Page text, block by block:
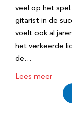
veel op het
gitarist in de
voelt ook al
het verkeerde
de…
Lees meer